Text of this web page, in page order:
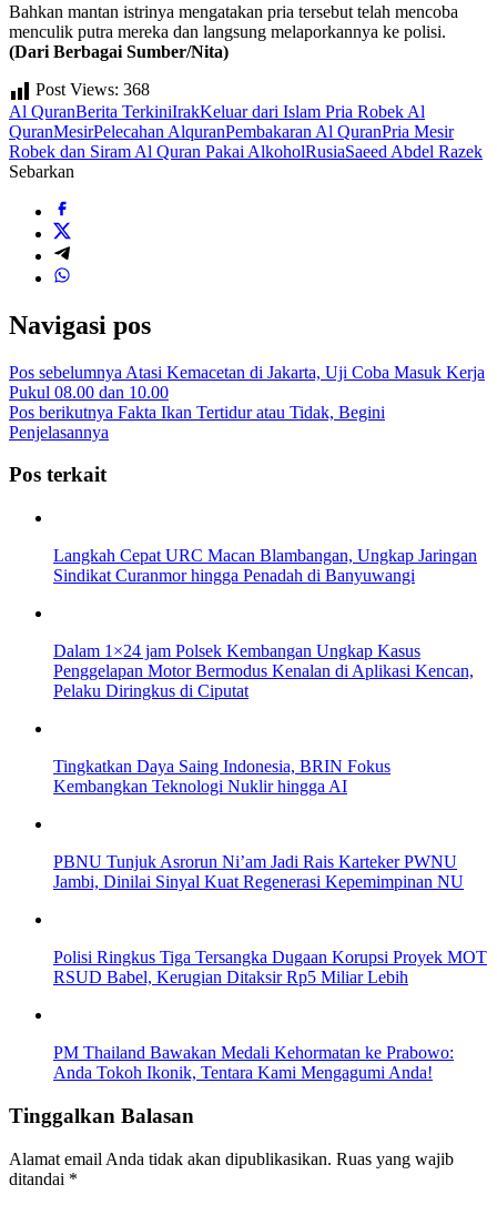
Bahkan mantan istrinya mengatakan pria tersebut telah mencoba
menculik putra mereka dan langsung melaporkannya ke polisi.
(Dari Berbagai Sumber/Nita)
Post Views: 368
Al QuranBerita TerkiniIrakKeluar dari Islam Pria Robek Al
QuranMesirPelecahan AlquranPembakaran Al QuranPria Mesir
Robek dan Siram Al Quran Pakai AlkoholRusiaSaeed Abdel Razek
Sebarkan
Navigasi pos
Pos sebelumnya Atasi Kemacetan di Jakarta, Uji Coba Masuk Kerja
Pukul 08.00 dan 10.00
Pos berikutnya Fakta Ikan Tertidur atau Tidak, Begini
Penjelasannya
Pos terkait
Langkah Cepat URC Macan Blambangan, Ungkap Jaringan
Sindikat Curanmor hingga Penadah di Banyuwangi
Dalam 1×24 jam Polsek Kembangan Ungkap Kasus
Penggelapan Motor Bermodus Kenalan di Aplikasi Kencan,
Pelaku Diringkus di Ciputat
Tingkatkan Daya Saing Indonesia, BRIN Fokus
Kembangkan Teknologi Nuklir hingga AI
PBNU Tunjuk Asrorun Ni’am Jadi Rais Karteker PWNU
Jambi, Dinilai Sinyal Kuat Regenerasi Kepemimpinan NU
Polisi Ringkus Tiga Tersangka Dugaan Korupsi Proyek MOT
RSUD Babel, Kerugian Ditaksir Rp5 Miliar Lebih
PM Thailand Bawakan Medali Kehormatan ke Prabowo:
Anda Tokoh Ikonik, Tentara Kami Mengagumi Anda!
Tinggalkan Balasan
Alamat email Anda tidak akan dipublikasikan. Ruas yang wajib
ditandai *